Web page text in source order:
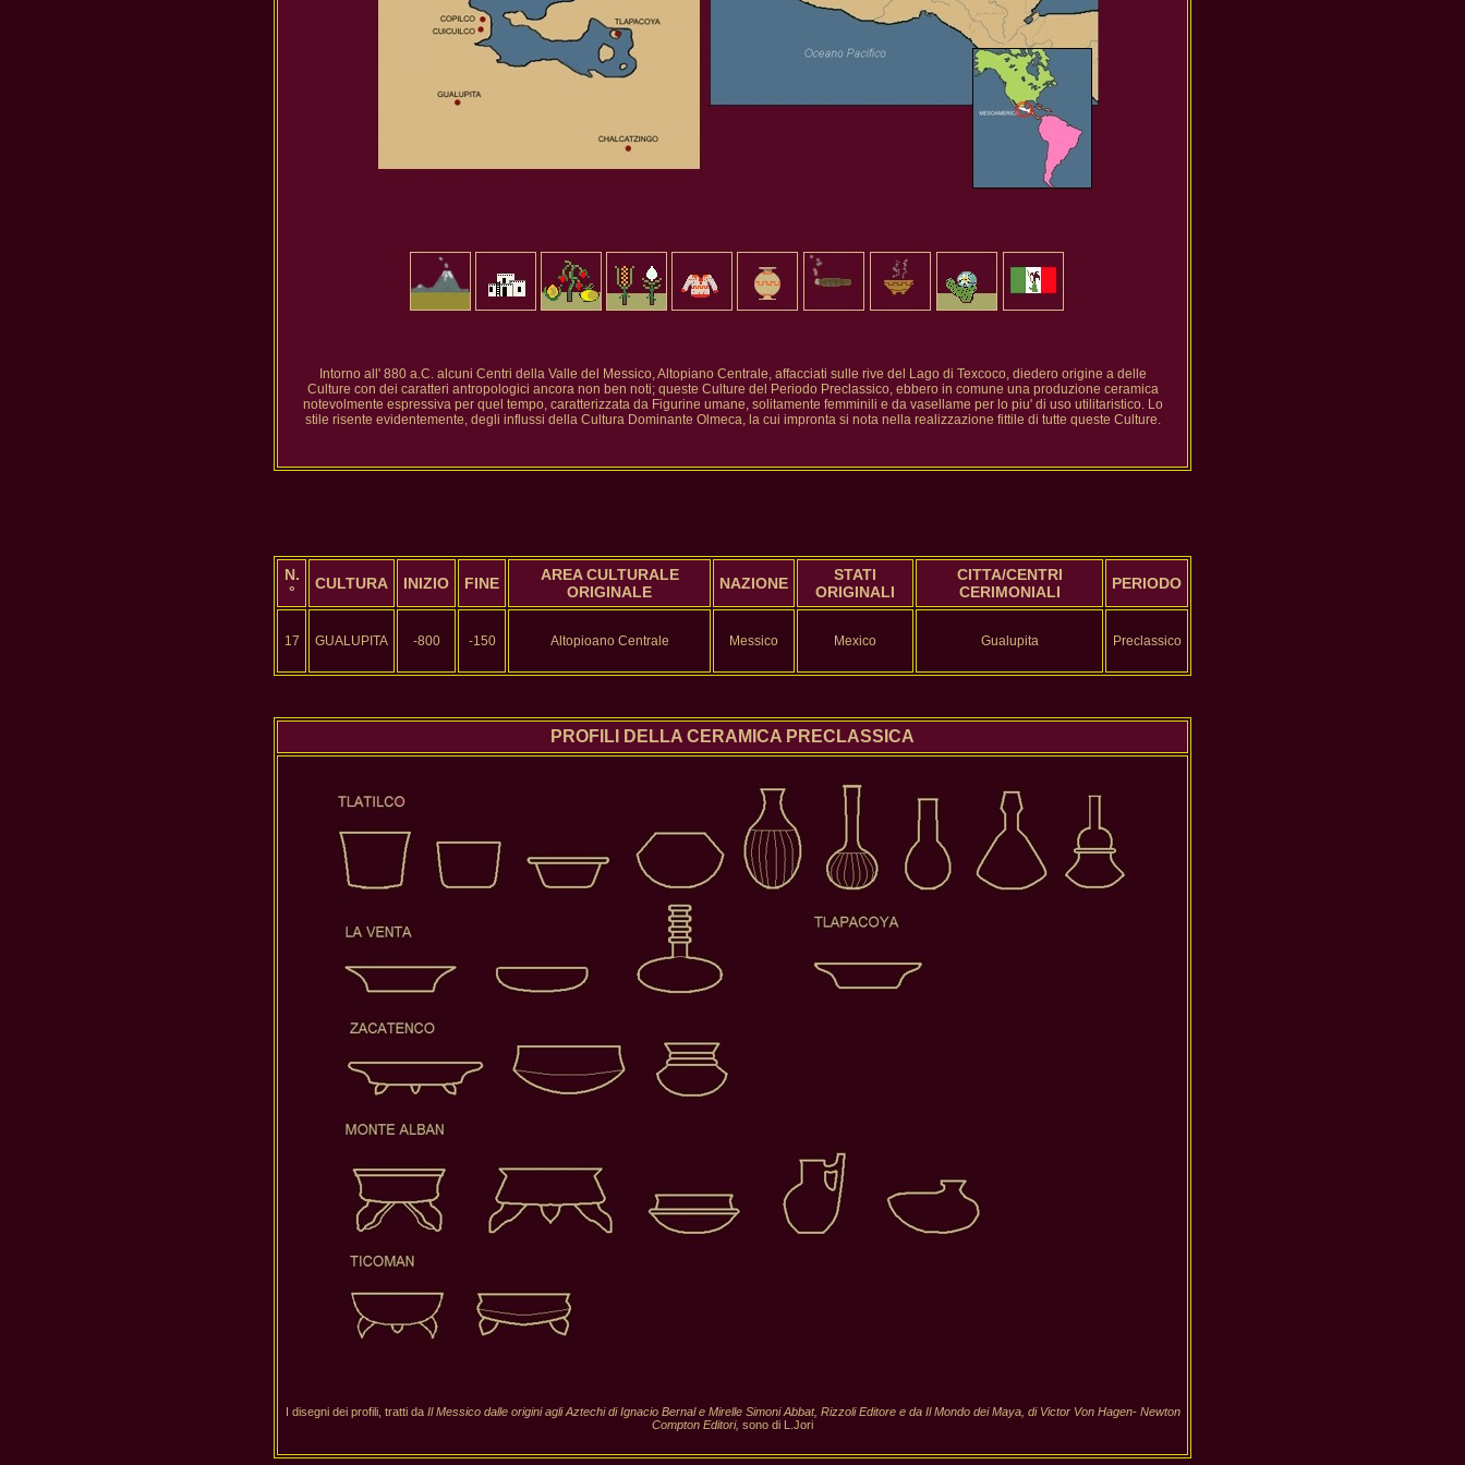
Intorno all' 880 a.C. alcuni Centri della Valle del Messico, Altopiano Centrale, affacciati sulle rive del Lago di Texcoco, diedero origine a delle
Culture con dei caratteri antropologici ancora non ben noti; queste Culture del Periodo Preclassico, ebbero in comune una produzione ceramica
notevolmente espressiva per quel tempo, caratterizzata da Figurine umane, solitamente femminili e da vasellame per lo piu' di uso utilitaristico. Lo
stile risente evidentemente, degli influssi della Cultura Dominante Olmeca, la cui impronta si nota nella realizzazione fittile di tutte queste Culture.
N.
°
CULTURA INIZIO FINE
AREA CULTURALE
ORIGINALE
NAZIONE
STATI
ORIGINALI
CITTA/CENTRI
CERIMONIALI
PERIODO
17 GUALUPITA -800 -150 Altopioano Centrale Messico Mexico Gualupita Preclassico
PROFILI DELLA CERAMICA PRECLASSICA
I disegni dei profili, tratti da Il Messico dalle origini agli Aztechi di Ignacio Bernal e Mirelle Simoni Abbat, Rizzoli Editore e da Il Mondo dei Maya, di Victor Von Hagen- Newton
Compton Editori, sono di L.Jori